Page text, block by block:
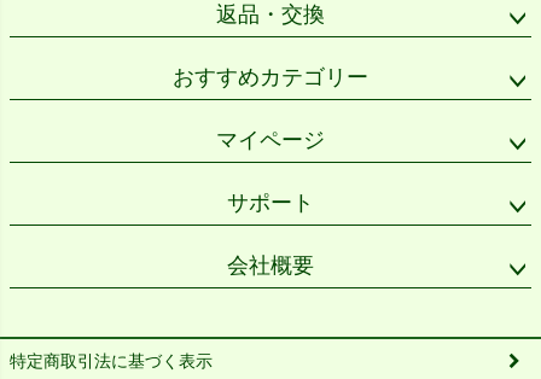
返品・交換
おすすめカテゴリー
マイページ
サポート
会社概要
特定商取引法に基づく表示